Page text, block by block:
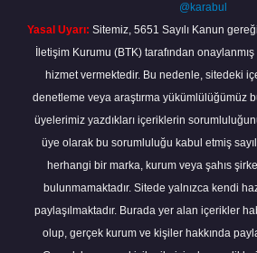
@karabul
Yasal Uyarı: Sitemiz, 5651 Sayılı Kanun
İletişim Kurumu (BTK) tarafından
hizmet vermektedir. Bu nedenle, sitedeki
denetleme veya araştırma yükümlülüğümüz
üyelerimiz yazdıkları içeriklerin
üye olarak bu sorumluluğu kabul etmiş
herhangi bir marka, kurum veya şahıs
bulunmamaktadır. Sitede yalnızca kendi
paylaşılmaktadır. Burada yer alan içerikler
olup, gerçek kurum ve kişiler hakkında